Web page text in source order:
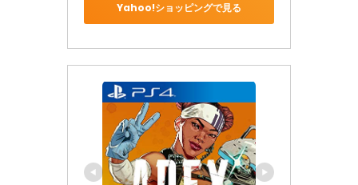
Yahoo!ショッピングで見る